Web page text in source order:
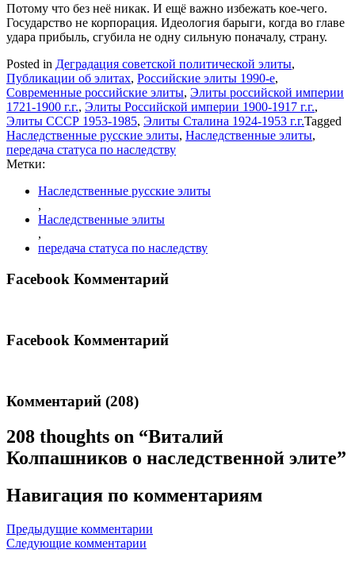
Потому что без неё никак. И ещё важно избежать кое-чего.
Государство не корпорация. Идеология барыги, когда во главе
удара прибыль, сгубила не одну сильную поначалу, страну.
Posted in Деградация советской политической элиты,
Публикации об элитах, Российские элиты 1990-е,
Современные российские элиты, Элиты российской империи
1721-1900 г.г., Элиты Российской империи 1900-1917 г.г.,
Элиты СССР 1953-1985, Элиты Сталина 1924-1953 г.г.Tagged
Наследственные русские элиты, Наследственные элиты,
передача статуса по наследству
Метки:
Наследственные русские элиты
,
Наследственные элиты
,
передача статуса по наследству
Facebook Комментарий
Facebook Комментарий
Комментарий (208)
208 thoughts on “Виталий
Колпашников о наследственной элите”
Навигация по комментариям
Предыдущие комментарии
Следующие комментарии